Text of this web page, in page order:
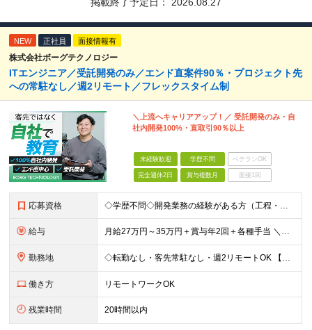
NEW 正社員 面接情報有
株式会社ボーグテクノロジー
ITエンジニア／受託開発のみ／エンド直案件90％・プロジェクト先
への常駐なし／週2リモート／フレックスタイム制
＼上流へキャリアアップ！／ 受託開発のみ・自
社内開発100%・直取引90％以上
未経験歓迎 学歴不問 ベテランOK
完全週休2日 賞与複数月 面接1回
応募資格 ◇学歴不問◇開発業務の経験がある方（工程・年数不問）／人柄重視の採用です 必須条件―MUST― ■開発業務の経験がある方（工程・年数不問） ＼こんな方はより歓迎／※必須ではありません ￥C#、Ja
給与 月給27万円～35万円＋賞与年2回＋各種手当 ＼豊かな経験がある方はさらに加給！／ 月給35万円～40万円＋賞与年2回＋各種手当 ※ご経験やスキル、前職給等を考慮して給与額を決定します
勤務地 ◇転勤なし・客先常駐なし・週2リモートOK 【本社】東京都台東区上野7-2-8 岡田タイルビル702 【第1分室】東京都台東区上野7-6-10 MSKビル4階 【第2分室】東京都台東区上野7-8-2
働き方 リモートワークOK
残業時間 20時間以内